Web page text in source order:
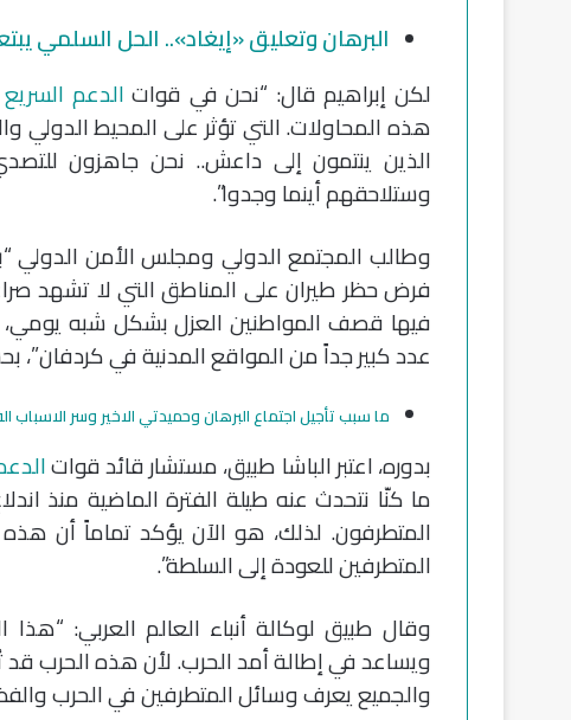
البرهان وتعليق «إيغاد».. الحل السلمي
لكن إبراهيم قال: “نحن في قوات الدعم السريع
هذه المحاولات. التي تؤثر على المحيط الدولي
الذين ينتمون إلى داعش.. نحن جاهزون
وستلاحقهم أينما وجدوا”.
وطالب المجتمع الدولي ومجلس الأمن الدولي
فرض حظر طيران على المناطق التي لا تشهد
فيها قصف المواطنين العزل بشكل شبه
عدد كبير جداً من المواقع المدنية في
ما سبب تأجيل اجتماع البرهان وحميدتي الاخير وسر الاسباب
بدوره، اعتبر الباشا طبيق، مستشار قائد قوات
ما كنّا نتحدث عنه طيلة الفترة الماضية منذ
المتطرفون. لذلك، هو الآن يؤكد تماماً أن
المتطرفين للعودة إلى السلطة”.
وقال طبيق لوكالة أنباء العالم العربي:
ويساعد في إطالة أمد الحرب. لأن هذه الحرب
والجميع يعرف وسائل المتطرفين في الحرب